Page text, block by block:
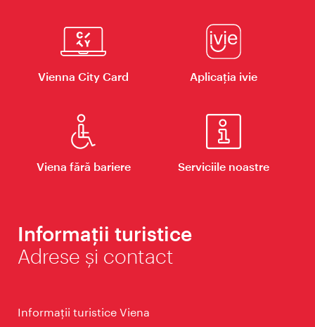
Vienna City Card Aplicaţia ivie
Viena fără bariere Serviciile noastre
Informații turistice
Adrese și contact
Informaţii turistice Viena